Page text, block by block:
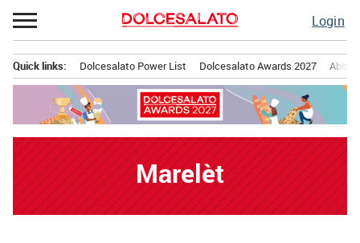
Passa
al
Login
principale
Quick links: Dolcesalato Power List Dolcesalato Awards 2027
Marelèt